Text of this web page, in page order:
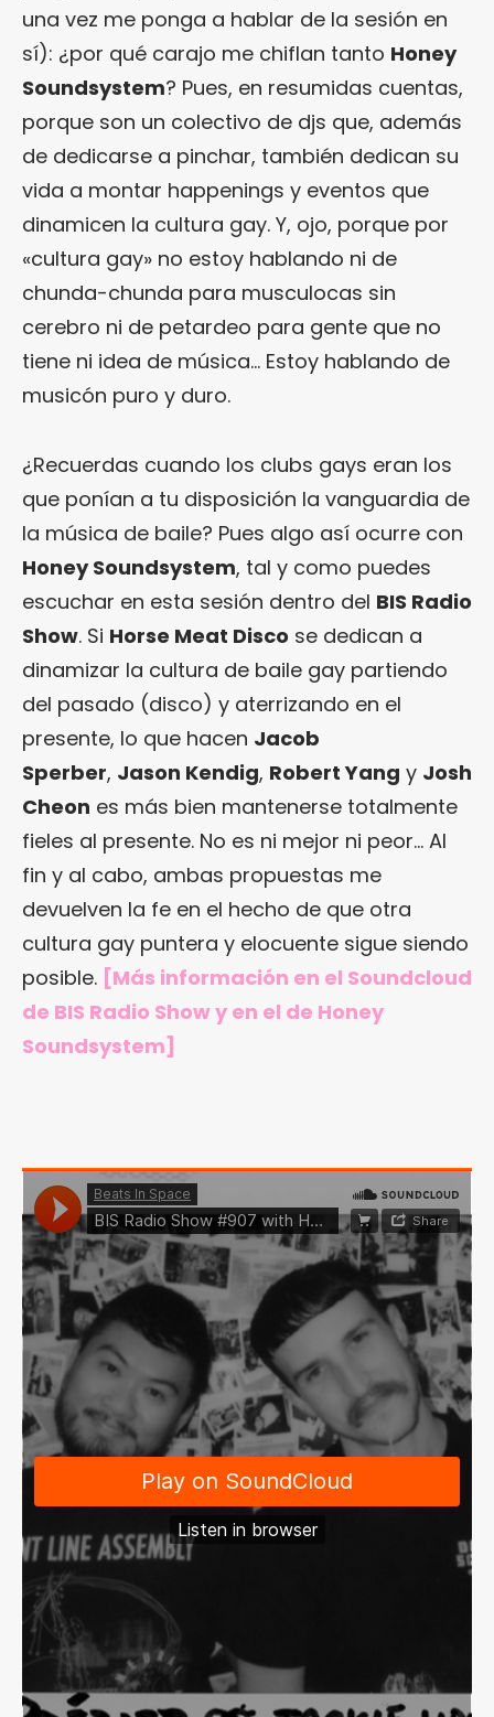
una vez me ponga a hablar de la sesión en
sí): ¿por qué carajo me chiflan tanto Honey
Soundsystem? Pues, en resumidas cuentas,
porque son un colectivo de djs que, además
de dedicarse a pinchar, también dedican su
vida a montar happenings y eventos que
dinamicen la cultura gay. Y, ojo, porque por
«cultura gay» no estoy hablando ni de
chunda-chunda para musculocas sin
cerebro ni de petardeo para gente que no
tiene ni idea de música… Estoy hablando de
musicón puro y duro.
¿Recuerdas cuando los clubs gays eran los
que ponían a tu disposición la vanguardia de
la música de baile? Pues algo así ocurre con
Honey Soundsystem, tal y como puedes
escuchar en esta sesión dentro del BIS Radio
Show. Si Horse Meat Disco se dedican a
dinamizar la cultura de baile gay partiendo
del pasado (disco) y aterrizando en el
presente, lo que hacen Jacob
Sperber, Jason Kendig, Robert Yang y Josh
Cheon es más bien mantenerse totalmente
fieles al presente. No es ni mejor ni peor… Al
fin y al cabo, ambas propuestas me
devuelven la fe en el hecho de que otra
cultura gay puntera y elocuente sigue siendo
posible. [Más información en el Soundcloud
de BIS Radio Show y en el de Honey
Soundsystem]